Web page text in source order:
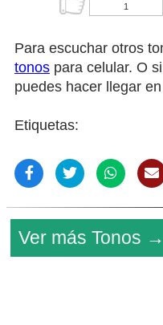
1
Para escuchar otros
tonos para celular. O
puedes hacer llegar
Etiquetas:
Ver más Tonos →